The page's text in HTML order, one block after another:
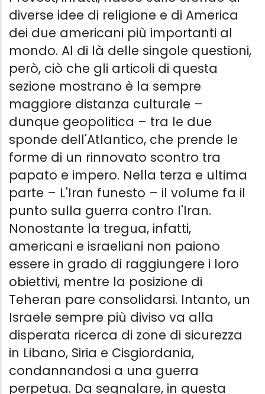
diverse idee di religione e di America
dei due americani più importanti al
mondo. Al di là delle singole questioni,
però, ciò che gli articoli di questa
sezione mostrano è la sempre
maggiore distanza culturale –
dunque geopolitica – tra le due
sponde dell'Atlantico, che prende le
forme di un rinnovato scontro tra
papato e impero. Nella terza e ultima
parte – L'Iran funesto – il volume fa il
punto sulla guerra contro l'Iran.
Nonostante la tregua, infatti,
americani e israeliani non paiono
essere in grado di raggiungere i loro
obiettivi, mentre la posizione di
Teheran pare consolidarsi. Intanto, un
Israele sempre più diviso va alla
disperata ricerca di zone di sicurezza
in Libano, Siria e Cisgiordania,
condannandosi a una guerra
perpetua. Da segnalare, in questa